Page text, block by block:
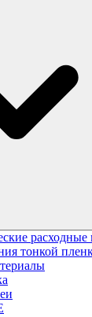
расходные
тонкой